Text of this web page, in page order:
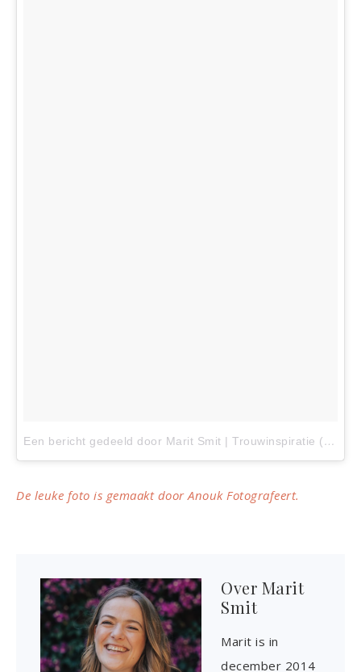
Een bericht gedeeld door Marit Smit | Trouwinspiratie (@girlsofhonour)
De leuke foto is gemaakt door Anouk Fotografeert.
Over Marit
Smit
Marit is in
december 2014